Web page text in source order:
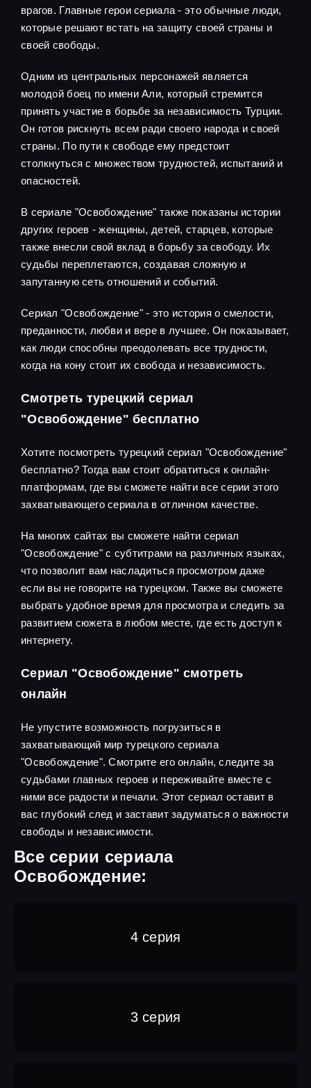
врагов. Главные герои сериала - это обычные люди,
которые решают встать на защиту своей страны и
своей свободы.
Одним из центральных персонажей является
молодой боец по имени Али, который стремится
принять участие в борьбе за независимость Турции.
Он готов рискнуть всем ради своего народа и своей
страны. По пути к свободе ему предстоит
столкнуться с множеством трудностей, испытаний и
опасностей.
В сериале "Освобождение" также показаны истории
других героев - женщины, детей, старцев, которые
также внесли свой вклад в борьбу за свободу. Их
судьбы переплетаются, создавая сложную и
запутанную сеть отношений и событий.
Сериал "Освобождение" - это история о смелости,
преданности, любви и вере в лучшее. Он показывает,
как люди способны преодолевать все трудности,
когда на кону стоит их свобода и независимость.
Смотреть турецкий сериал
"Освобождение" бесплатно
Хотите посмотреть турецкий сериал "Освобождение"
бесплатно? Тогда вам стоит обратиться к онлайн-
платформам, где вы сможете найти все серии этого
захватывающего сериала в отличном качестве.
На многих сайтах вы сможете найти сериал
"Освобождение" с субтитрами на различных языках,
что позволит вам насладиться просмотром даже
если вы не говорите на турецком. Также вы сможете
выбрать удобное время для просмотра и следить за
развитием сюжета в любом месте, где есть доступ к
интернету.
Сериал "Освобождение" смотреть
онлайн
Не упустите возможность погрузиться в
захватывающий мир турецкого сериала
"Освобождение". Смотрите его онлайн, следите за
судьбами главных героев и переживайте вместе с
ними все радости и печали. Этот сериал оставит в
вас глубокий след и заставит задуматься о важности
свободы и независимости.
Все серии сериала
Освобождение:
4 серия
3 серия